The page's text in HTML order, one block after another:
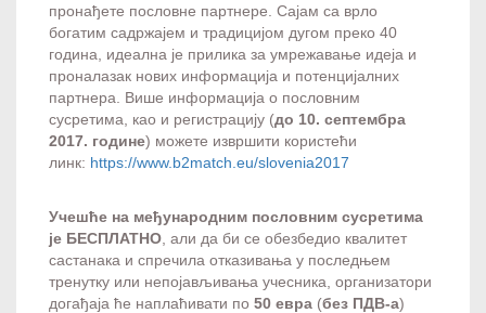
пронађете пословне партнере. Сајам са врло
богатим садржајем и традицијом дугом преко 40
година, идеална је прилика за умрежавање идеја и
проналазак нових информација и потенцијалних
партнера. Више информација о пословним
сусретима, као и регистрацију (до 10. септембра
2017. године) можете извршити користећи
линк: https://www.b2match.eu/slovenia2017
Учешће на међународним пословним сусретима
је БЕСПЛАТНО , али да би се обезбедио квалитет
састанака и спречила отказивања у последњем
тренутку или непојављивања учесника, организатори
догађаја ће наплаћивати по 50 евра (без ПДВ-а)